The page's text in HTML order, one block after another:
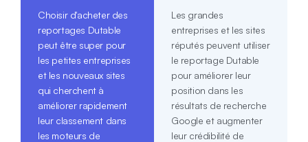
Choisir d'acheter des
reportages Dutable
peut être super pour
les petites entreprises
et les nouveaux sites
qui cherchent à
améliorer rapidement
leur classement dans
les moteurs de
Les grandes
entreprises et les sites
réputés peuvent utiliser
le reportage Dutable
pour améliorer leur
position dans les
résultats de recherche
Google et augmenter
leur crédibilité de